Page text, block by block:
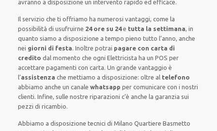
avranno a disposizione un interventorapido ed efficace.
Il servizio che tioffriamo ha numerosi vantaggi, come la
possibilità di usufruirne 24 ore su 24e tutta la settimana, in
quanto siamo a disposizione a tempo pieno tutto l’anno, anche
nei giorni di festa.Inoltrepotrai pagare con carta di
credito dal momento che ogni Elettricista haun POSper
accettare pagamenticon carta.Un grande vantaggio è
l’assistenza che mettiamo a disposizione: oltre al telefono
abbiamo anche uncanale whatsappper comunicare con i nostri
clienti.Infine, sulle nostre riparazioni c’è anche lagaranzia sui
pezzi di ricambio.
Abbiamo a disposizionetecnici di Milano Quartiere Basmetto